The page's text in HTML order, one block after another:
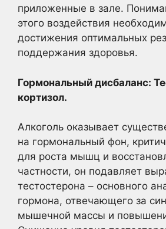
приложенные в зале.
этого воздействия
достижения оптимальных
поддержания здоровья.
Гормональный дисбаланс:
кортизол.
Алкоголь оказывает
на гормональный фон,
для роста мышц и
частности, он подавляет
тестостерона – основного
гормона, отвечающего за
мышечной массы и